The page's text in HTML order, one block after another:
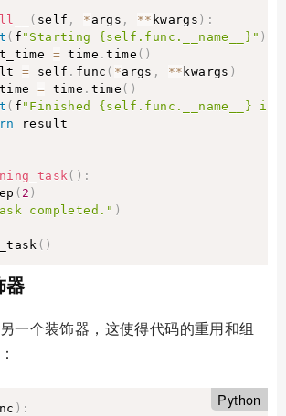
( self , * args , ** kwargs ) :
( f "Starting {self.func.__name__}" )
= time .time ( )
= self . func ( *args , ** kwargs )
= time . time ( )
( f "Finished {self.func.__name__} in
result
( ) :
( 2 )
completed." )
( )
器
一个装饰器，这使得代码的重用和组
Python
) :